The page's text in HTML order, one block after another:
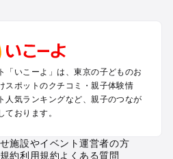
のプールお出かけ
・自由が丘のプールお出かけ
白・石神井のプールお出かけ
駄ヶ谷のプールお出かけ
町・築地・月島のプールお出かけ
山・東久留米のプールお出かけ
「いこーよ」は、東京の子どものお
スポットのクチコミ・親子体験情
人気ランキングなど、親子のつなが
ております。
施設やイベント運営者の方
約利用規約よくある質問